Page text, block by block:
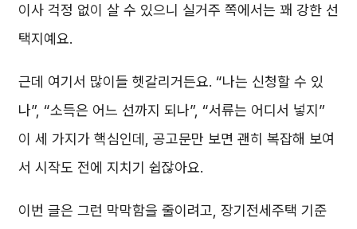
이사 걱정 없이 살 수 있으니 실거주 쪽에서는 꽤 강한 선
택지예요.
근데 여기서 많이들 헷갈리거든요. “나는 신청할 수 있
나”, “소득은 어느 선까지 되나”, “서류는 어디서 넣지”
이 세 가지가 핵심인데, 공고문만 보면 괜히 복잡해 보여
서 시작도 전에 지치기 쉽잖아요.
이번 글은 그런 막막함을 줄이려고, 장기전세주택 기준